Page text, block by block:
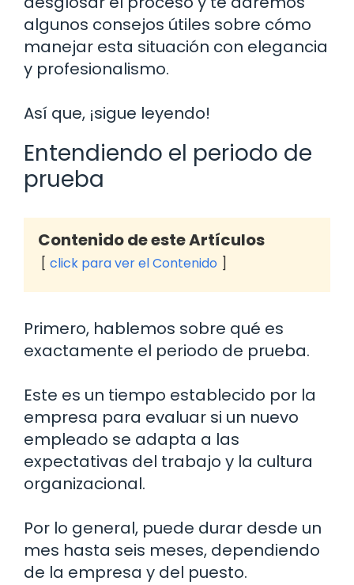
algunos consejos útiles sobre cómo
manejar esta situación con elegancia
y profesionalismo.
Así que, ¡sigue leyendo!
Entendiendo el periodo de
prueba
Contenido de este Artículos
click para ver el Contenido
Primero, hablemos sobre qué es
exactamente el periodo de prueba.
Este es un tiempo establecido por la
empresa para evaluar si un nuevo
empleado se adapta a las
expectativas del trabajo y la cultura
organizacional.
Por lo general, puede durar desde un
mes hasta seis meses, dependiendo
de la empresa y del puesto.